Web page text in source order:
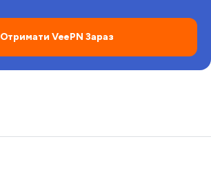
Отримати VeePN Зараз